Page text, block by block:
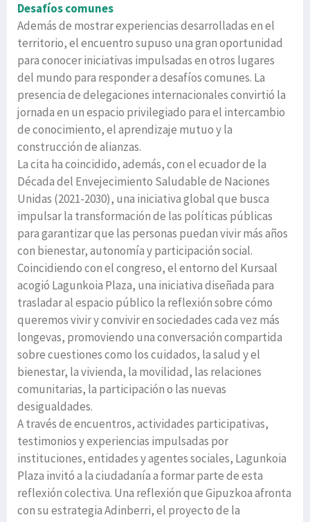
Desafíos comunes
Además de mostrar experiencias desarrolladas en el
territorio, el encuentro supuso una gran oportunidad
para conocer iniciativas impulsadas en otros lugares
del mundo para responder a desafíos comunes. La
presencia de delegaciones internacionales convirtió la
jornada en un espacio privilegiado para el intercambio
de conocimiento, el aprendizaje mutuo y la
construcción de alianzas.
La cita ha coincidido, además, con el ecuador de la
Década del Envejecimiento Saludable de Naciones
Unidas (2021-2030), una iniciativa global que busca
impulsar la transformación de las políticas públicas
para garantizar que las personas puedan vivir más años
con bienestar, autonomía y participación social.
Coincidiendo con el congreso, el entorno del Kursaal
acogió Lagunkoia Plaza, una iniciativa diseñada para
trasladar al espacio público la reflexión sobre cómo
queremos vivir y convivir en sociedades cada vez más
longevas, promoviendo una conversación compartida
sobre cuestiones como los cuidados, la salud y el
bienestar, la vivienda, la movilidad, las relaciones
comunitarias, la participación o las nuevas
desigualdades.
A través de encuentros, actividades participativas,
testimonios y experiencias impulsadas por
instituciones, entidades y agentes sociales, Lagunkoia
Plaza invitó a la ciudadanía a formar parte de esta
reflexión colectiva. Una reflexión que Gipuzkoa afronta
con su estrategia Adinberri, el proyecto de la